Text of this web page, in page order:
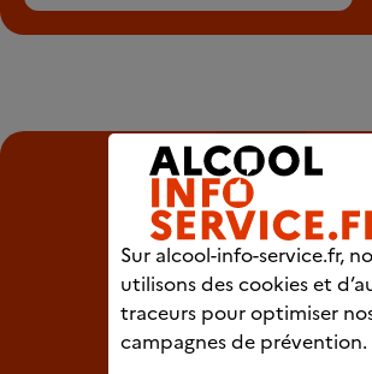
Sur alcool-info-service.fr,
utilisons des cookies et
traceurs pour optimiser
campagnes de prévention.